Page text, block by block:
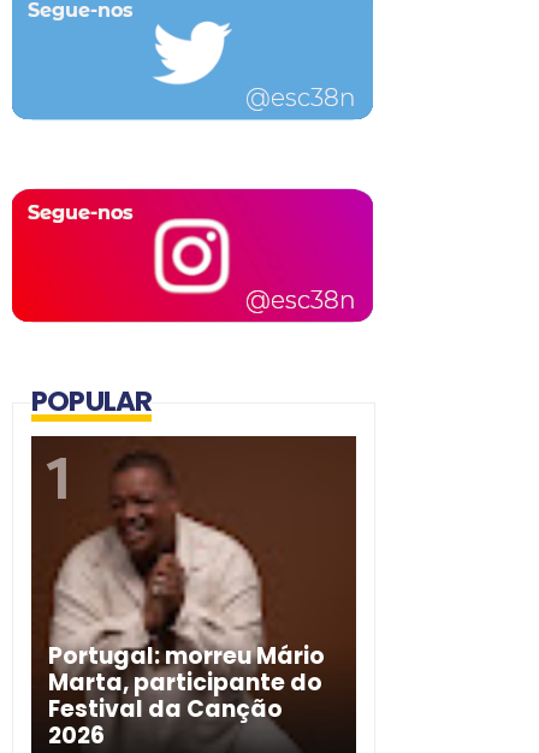
POPULAR
Portugal: morreu Mário
Marta, participante do
Festival da Canção
2026